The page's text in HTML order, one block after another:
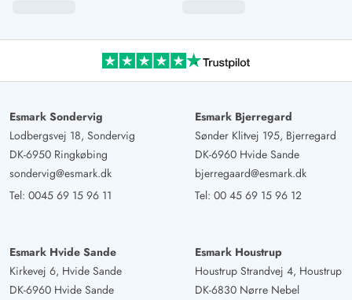
Esmark Sondervig
Lodbergsvej 18, Sondervig
DK-6950 Ringkøbing
sondervig@esmark.dk
Tel: 0045 69 15 96 11
Esmark Bjerregard
Sønder Klitvej 195, Bjerregard
DK-6960 Hvide Sande
bjerregaard@esmark.dk
Tel: 00 45 69 15 96 12
Esmark Hvide Sande
Kirkevej 6, Hvide Sande
DK-6960 Hvide Sande
Esmark Houstrup
Houstrup Strandvej 4, Houstrup
DK-6830 Nørre Nebel